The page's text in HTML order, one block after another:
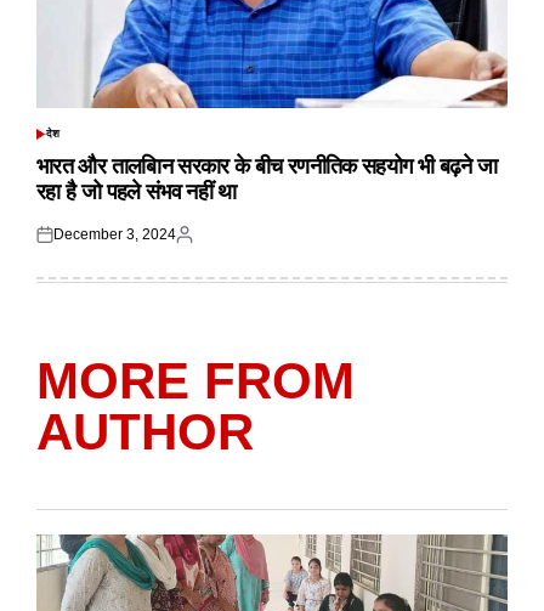
POSTED
देश
भारत और तालबिान सरकार के बीच रणनीतिक सहयोग भी बढ़ने जा
रहा है जो पहले संभव नहीं था
Posted
December 3, 2024
Posted
MORE FROM
AUTHOR